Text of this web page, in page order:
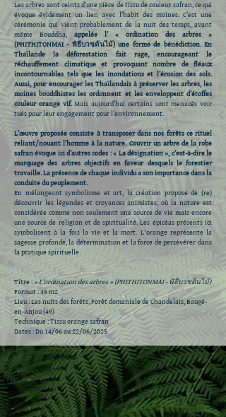
Les arbres sont ceints d’une pièce de tissu de couleur safran, ce qui
évoque évidement un lien avec l’habit des moines. C’est une
cérémonie qui vient probablement de la nuit des temps, avant
même Bouddha, appelée l’ « ordination des arbres »
(PHITHITONMAI - พิธีบวชต้นไม้) une forme de bénédiction. En
Thaïlande la déforestation fait rage, encourageant le
réchauffement climatique et provoquant nombre de fléaux
incontournables tels que les inondations et l’érosion des sols.
Aussi, pour encourager les Thaïlandais à préserver les arbres, les
moines bouddhistes les ordonnent et les enveloppent d’étoffes
couleur orange vif.Mais aujourd’hui certains sont menacés voir
tués pour leur engagement pour l’environnement.
L’œuvre proposée consiste à transposer dans nos forêts ce rituel
reliant/nouant l’homme à la nature. Couvrir un arbre de la robe
safran évoque ici d’autres codes : « La désignation », c’est-à-dire le
marquage des arbres objectifs en faveur desquels le forestier
travaille. La présence de chaque individu a son importance dans la
conduite du peuplement.
En mélangeant symbolisme et art, la création propose de (re)
découvrir les légendes et croyances animistes, où la nature est
considérée comme non seulement une source de vie mais encore
une source de religion et de spiritualité. Les épicéas présents ici
symbolisent à la fois la vie et la mort. L'orange représente la
sagesse profonde, la détermination et la force de persévérer dans
la pratique spirituelle.
Titre : « L’ordination des arbres » (PHITHITONMAI - พิธีบวชต้นไม้)
Format : 45 m2
Lieu : Les nuits des forêts, Forêt domaniale de Chandelais, Baugé-
en-Anjou (49)
Technique : Tissu orange safran
Dates : Du 14/06 au 22/06/2025